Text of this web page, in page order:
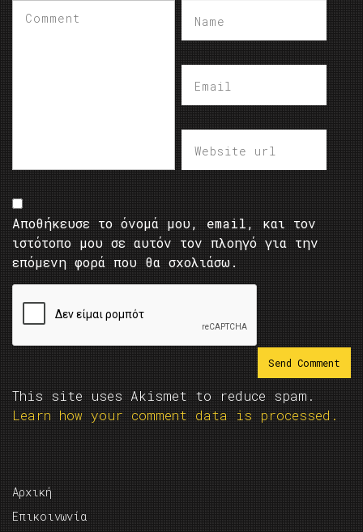
Αποθήκευσε το όνομά μου, email, και τον
ιστότοπο μου σε αυτόν τον πλοηγό για την
επόμενη φορά που θα σχολιάσω.
This site uses Akismet to reduce spam.
Learn how your comment data is processed.
Αρχική
Επικοινωνία